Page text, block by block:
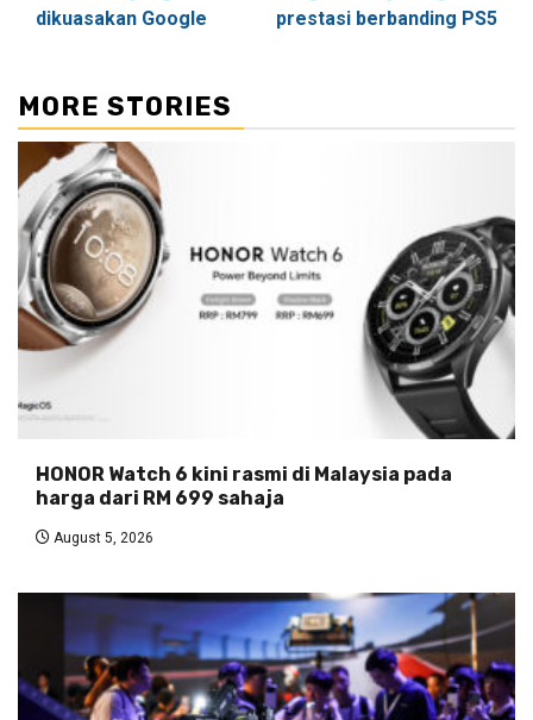
dikuasakan Google
prestasi berbanding PS5
MORE STORIES
HONOR Watch 6 kini rasmi di Malaysia pada
harga dari RM 699 sahaja
August 5, 2026